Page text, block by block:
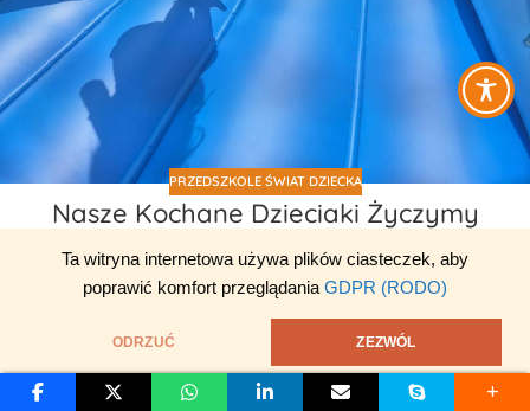
Ta witryna internetowa używa plików ciasteczek, aby
poprawić komfort przeglądania GDPR (RODO)
ODRZUĆ ZEZWÓL
PRZEDSZKOLE ŚWIAT DZIECKA
Nasze Kochane Dzieciaki Życzymy
Wam, abyście zawsze pielęgn…
Świat Dziecka
pielęgnowały tę naturalną ciekawość, wrażliwość i
KONTYNUUJ CZYTANIE